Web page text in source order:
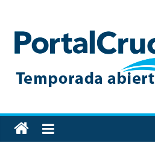
content
Toda
la